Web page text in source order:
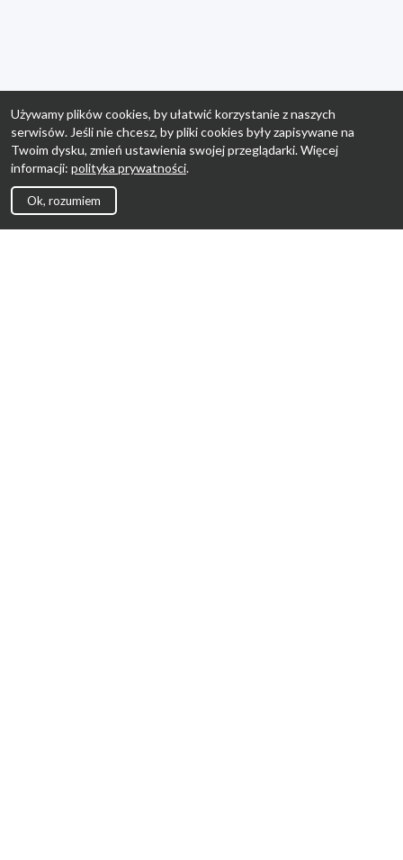
Używamy plików cookies, by ułatwić korzystanie z naszych
serwisów. Jeśli nie chcesz, by pliki cookies były zapisywane na
Twoim dysku, zmień ustawienia swojej przeglądarki. Więcej
informacji: polityka prywatności.
Ok, rozumiem